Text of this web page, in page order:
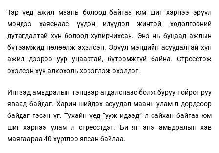
Тэр үед ажил маань болоод байгаа юм шиг хэрнээ эрүүл
мэндээ хаяснаас үүдэн илүүдэл жинтэй, хөдөлгөөний
дутагдалтай хүн болоод хувирчихсан. Энэ нь буцаад ажлын
бүтээмжид нөлөөлж эхэлсэн. Эрүүл мэндийн асуудалтай хүн
ажил дээрээ уур уцаартай, бүтээмжгүй байна. Стресстэж
эхэлсэн хүн алкохоль хэрэглэж эхэлдэг.
Ингээд амьдралын тэнцвэр агдалснаас болж буруу тойрог руу
яваад байдаг. Харин шийдэх асуудал маань улам л дордсоор
байдаг гэсэн үг. Тухайн үед “ууж идээд” л сайхан байгаа юм
шиг хэрнээ улам л стресстдэг. Би яг энэ амьдралын хэв
маягаараа 40 хүртлээ явсан байлаа.